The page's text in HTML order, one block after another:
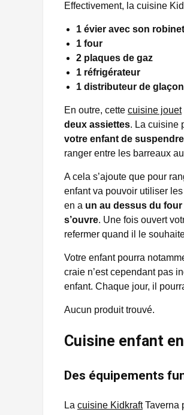
Effectivement, la cuisine
1 évier avec son
1 four
2 plaques de gaz
1 réfrigérateur
1 distributeur de
En outre, cette cuisine jouet
deux assiettes. La cuisine
votre enfant de
ranger entre les barreaux
A cela s’ajoute que pour
enfant va pouvoir utiliser les
en a un au dessus du four
s’ouvre. Une fois ouvert
refermer quand il le
Votre enfant pourra
craie n’est cependant pas
enfant. Chaque jour, il
Aucun produit trouvé.
Cuisine enfant
Des équipements
La cuisine KidkraftTaverna